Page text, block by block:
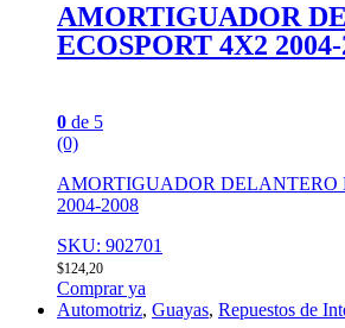
AMORTIGUADOR
ECOSPORT 4X2
0 de 5
(0)
AMORTIGUADOR DELANTERO
2004-2008
SKU: 902701
$124,20
Comprar ya
Automotriz, Guayas, Repuestos de